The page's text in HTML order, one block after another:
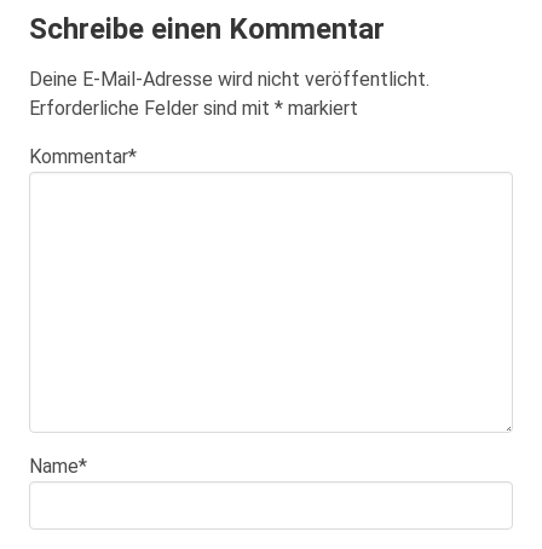
Schreibe einen Kommentar
Deine E-Mail-Adresse wird nicht veröffentlicht.
Erforderliche Felder sind mit * markiert
Kommentar*
Name*